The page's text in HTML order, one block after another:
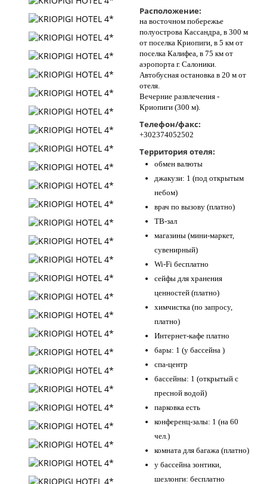
Расположение:
на восточном побережье
полуострова Кассандра, в 300 м
от поселка Криопиги, в 5 км от
поселка Калифеа, в 75 км от
аэропорта г. Салоники.
Автобусная остановка в 20 м от
отеля.
Вечерние развлечения -
Криопиги (300 м).
Телефон/факс:
+302374052502
Территория отеля:
обмен валюты
джакузи: 1 (под открытым
небом)
врач по вызову (платно)
ТВ-зал
магазины (мини-маркет,
сувенирный)
Wi-Fi бесплатно
сейфы для хранения
ценностей (платно)
химчистка (по запросу,
платно)
Интернет-кафе платно
бары: 1 (у бассейна )
спа-центр
бассейны: 1 (открытый с
пресной водой)
парковка есть
конференц-залы: 1 (на 60
чел.)
комната для багажа (платно)
у бассейна зонтики,
шезлонги: бесплатно